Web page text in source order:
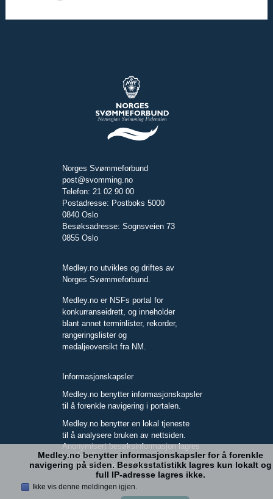
Norges Svømmeforbund
post@svomming.no
Telefon: 21 02 90 00
Postadresse: Postboks 5000
0840 Oslo
Besøksadresse: Sognsveien 73
0855 Oslo
Medley.no utvikles og driftes av
Norges Svømmeforbund.
Medley.no er NSFs portal for
konkurranseidrett, og inneholder
blant annet terminlister, rekorder,
rangeringslister og
medaljeoversikt fra NM.
Informasjonskapsler
Medley.no benytter informasjonskapsler
til å forenkle navigering i portalen.
Medley.no benytter en lokal tjeneste
til å analysere bruken av nettsiden.
Anonymisert besøksinformasjon lagres
kun lokalt.
Full IP-adresse blir ikke lagret.
Medley.no benytter informasjonskapsler for å forenkle
navigering på siden. Besøksstatistikk lagres kun lokalt og
full IP-adresse lagres ikke.
Ikke vis denne meldingen igjen.